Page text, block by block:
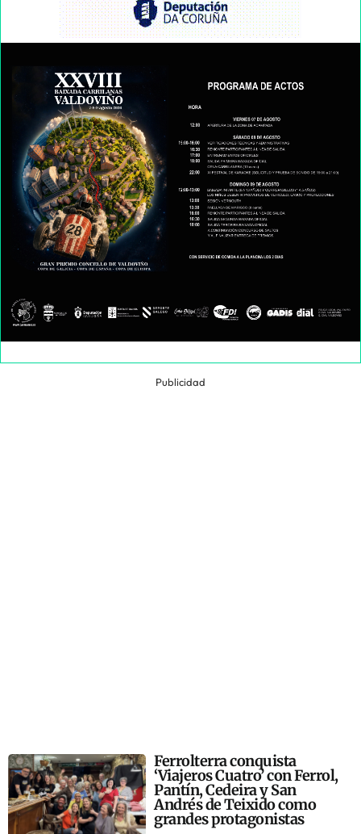
Publicidad
Ferrolterra conquista
‘Viajeros Cuatro’ con Ferrol,
Pantín, Cedeira y San
Andrés de Teixido como
grandes protagonistas